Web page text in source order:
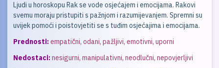
Ljudi u horoskopu Rak se vode osjećajem i emocijama. Rakovi
svemu moraju pristupiti s pažnjom i razumijevanjem. Spremni su
uvijek pomoći i poistovjetiti se s tuđim osjećajima i emocijama.
Prednosti:empatični, odani, pažljivi, emotivni, uporni
Nedostaci:nesigurni, manipulativni, neodlučni, nepovjerljivi